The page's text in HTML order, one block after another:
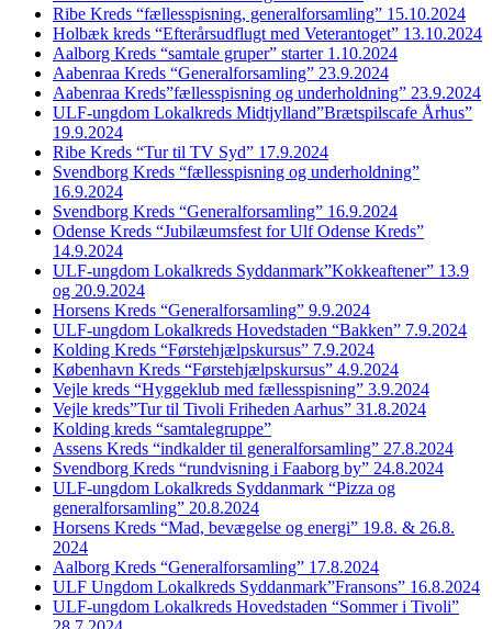
Ribe Kreds “fællesspisning, generalforsamling” 15.10.2024
Holbæk kreds “Efterårsudflugt med Veterantoget” 13.10.2024
Aalborg Kreds “samtale gruper” starter 1.10.2024
Aabenraa Kreds “Generalforsamling” 23.9.2024
Aabenraa Kreds”fællesspisning og underholdning” 23.9.2024
ULF-ungdom Lokalkreds Midtjylland”Brætspilscafe Århus”
19.9.2024
Ribe Kreds “Tur til TV Syd” 17.9.2024
Svendborg Kreds “fællesspisning og underholdning”
16.9.2024
Svendborg Kreds “Generalforsamling” 16.9.2024
Odense Kreds “Jubilæumsfest for Ulf Odense Kreds”
14.9.2024
ULF-ungdom Lokalkreds Syddanmark”Kokkeaftener” 13.9
og 20.9.2024
Horsens Kreds “Generalforsamling” 9.9.2024
ULF-ungdom Lokalkreds Hovedstaden “Bakken” 7.9.2024
Kolding Kreds “Førstehjælpskursus” 7.9.2024
København Kreds “Førstehjælpskursus” 4.9.2024
Vejle kreds “Hyggeklub med fællesspisning” 3.9.2024
Vejle kreds”Tur til Tivoli Friheden Aarhus” 31.8.2024
Kolding kreds “samtalegruppe”
Assens Kreds “indkalder til generalforsamling” 27.8.2024
Svendborg Kreds “rundvisning i Faaborg by” 24.8.2024
ULF-ungdom Lokalkreds Syddanmark “Pizza og
generalforsamling” 20.8.2024
Horsens Kreds “Mad, bevægelse og energi” 19.8. & 26.8.
2024
Aalborg Kreds “Generalforsamling” 17.8.2024
ULF Ungdom Lokalkreds Syddanmark”Fransons” 16.8.2024
ULF-ungdom Lokalkreds Hovedstaden “Sommer i Tivoli”